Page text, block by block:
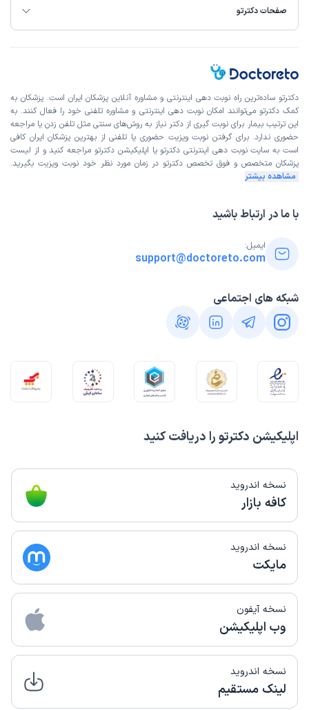
صفحات دکترتو
اپلیکیشن دکترتو را دریافت کنید
نسخه اندروید
کافه بازار
نسخه اندروید
مایکت
نسخه آیفون
وب اپلیکیشن
نسخه اندروید
لینک مستقیم
دکترتو ساده‌ترین راه نوبت‌ دهی اینترنتی و مشاوره آنلاین پزشکان ایران است. پزشکان به
کمک دکترتو می‌توانند امکان نوبت دهی اینترنتی و مشاوره تلفنی خود را فعال کنند. به
این ترتیب بیمار برای نوبت گیری از دکتر نیاز به روش‌های سنتی مثل تلفن زدن یا مراجعه
حضوری ندارد. برای گرفتن نوبت ویزیت حضوری یا تلفنی از بهترین پزشکان ایران کافی
است به سایت نوبت دهی اینترنتی دکترتو یا اپلیکیشن دکترتو مراجعه کنید و از لیست
پزشکان متخصص و فوق تخصص دکترتو در زمان مورد نظر خود نوبت ویزیت بگیرید.
مشاهده بیشتر
با ما در ارتباط باشید
ایمیل:
support@doctoreto.com
شبکه های اجتماعی